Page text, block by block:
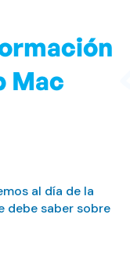
Mac
al día de la
saber sobre